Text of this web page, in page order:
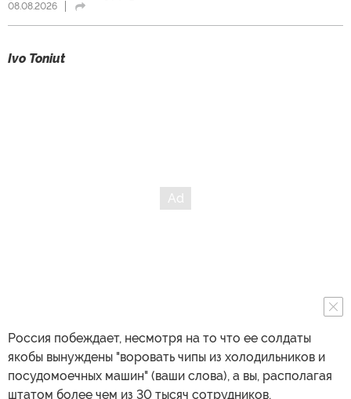
08.08.2026
Ivo Toniut
Россия побеждает, несмотря на то что ее солдаты
якобы вынуждены "воровать чипы из холодильников и
посудомоечных машин" (ваши слова), а вы, располагая
штатом более чем из 30 тысяч сотрудников,